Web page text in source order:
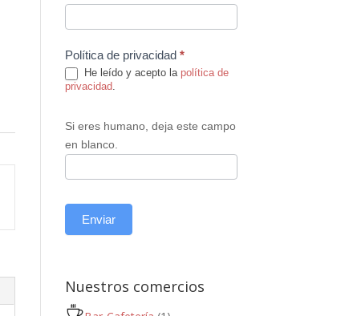
Política de privacidad *
He leído y acepto la política de
privacidad.
Si eres humano, deja este campo
en blanco.
Enviar
Nuestros comercios